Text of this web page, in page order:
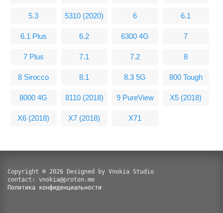
5.3 5310 (2020) 6 6.1
6.1 Plus 6.2 6300 4G 7
7 Plus 7.1 7.2 8
8 Sirocco 8.1 8.3 5G 800 Tough
8000 4G 8110 (2018) 9 PureView X5 (2018)
X6 (2018) X7 (2018) X71
Copyright © 2026 Designed by Vnokia Studio
contact: vnokia@proton.me
Политика конфиденциальности